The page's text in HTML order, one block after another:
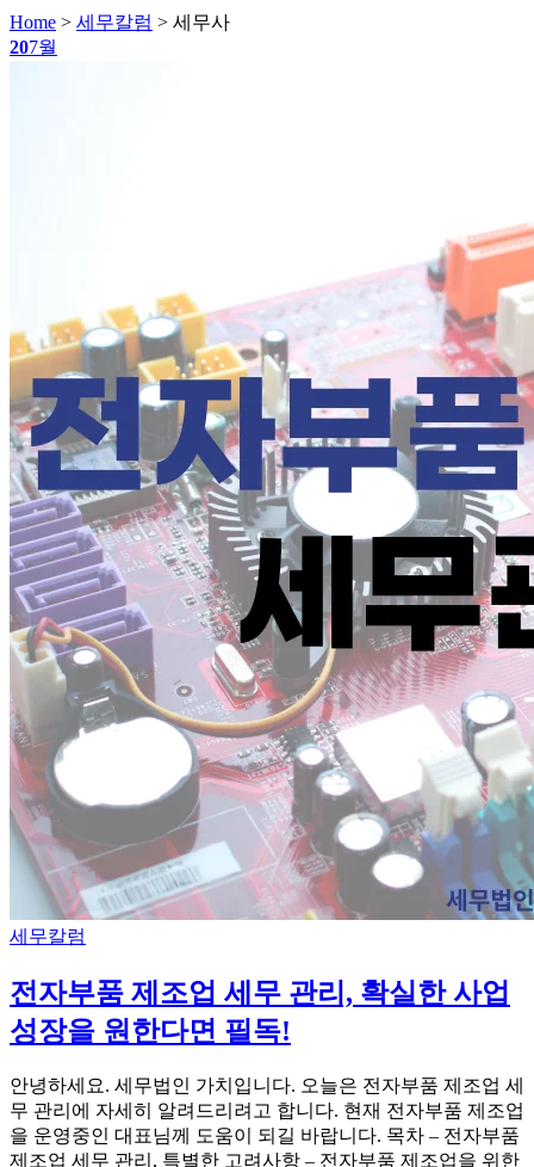
Home > 세무칼럼 > 세무사
207월
Categories
세무칼럼
전자부품 제조업 세무 관리, 확실한 사업
성장을 원한다면 필독!
안녕하세요. 세무법인 가치입니다. 오늘은 전자부품 제조업 세
무 관리에 자세히 알려드리려고 합니다. 현재 전자부품 제조업
을 운영중인 대표님께 도움이 되길 바랍니다. 목차 – 전자부품
제조업 세무 관리, 특별한 고려사항 – 전자부품 제조업을 위한